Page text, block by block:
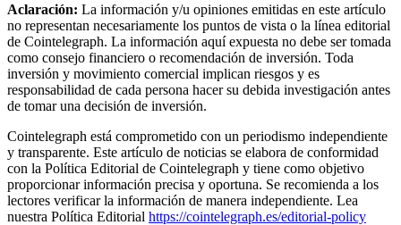
Aclaración: La información y/u opiniones emitidas en este artículo
no representan necesariamente los puntos de vista o la línea editorial
de Cointelegraph. La información aquí expuesta no debe ser tomada
como consejo financiero o recomendación de inversión. Toda
inversión y movimiento comercial implican riesgos y es
responsabilidad de cada persona hacer su debida investigación antes
de tomar una decisión de inversión.
Cointelegraph está comprometido con un periodismo independiente
y transparente. Este artículo de noticias se elabora de conformidad
con la Política Editorial de Cointelegraph y tiene como objetivo
proporcionar información precisa y oportuna. Se recomienda a los
lectores verificar la información de manera independiente. Lea
nuestra Política Editorial https://cointelegraph.es/editorial-policy